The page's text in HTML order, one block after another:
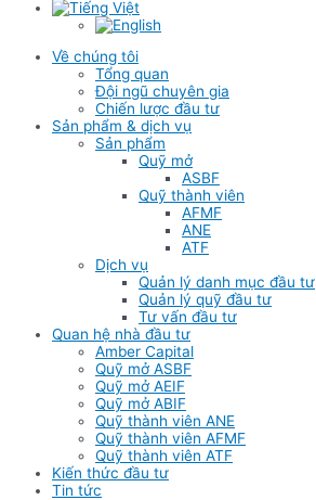
Về chúng tôi
Tổng quan
Đội ngũ chuyên gia
Chiến lược đầu tư
Sản phẩm & dịch vụ
Sản phẩm
Quỹ mở
ASBF
Quỹ thành viên
AFMF
ANE
ATF
Dịch vụ
Quản lý danh mục đầu tư
Quản lý quỹ đầu tư
Tư vấn đầu tư
Quan hệ nhà đầu tư
Amber Capital
Quỹ mở ASBF
Quỹ mở AEIF
Quỹ mở ABIF
Quỹ thành viên ANE
Quỹ thành viên AFMF
Quỹ thành viên ATF
Kiến thức đầu tư
Tin tức